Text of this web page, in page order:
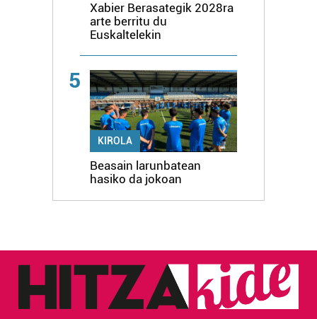
Xabier Berasategik 2028ra
arte berritu du
Euskaltelekin
5
KIROLA
Beasain larunbatean
hasiko da jokoan